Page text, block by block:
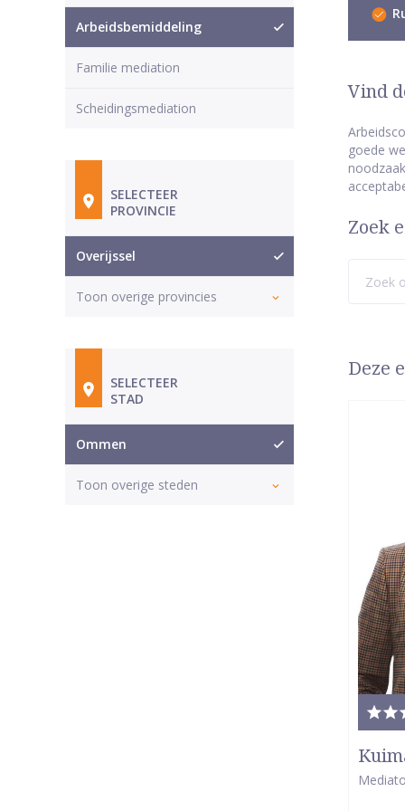
Vind
goede
Zoek
Deze
5
Arbeidsbemiddeling
Familie mediation
Scheidingsmediation
SELECTEER
PROVINCIE
Overijssel
Toon overige provincies
SELECTEER
STAD
Ommen
Toon overige steden